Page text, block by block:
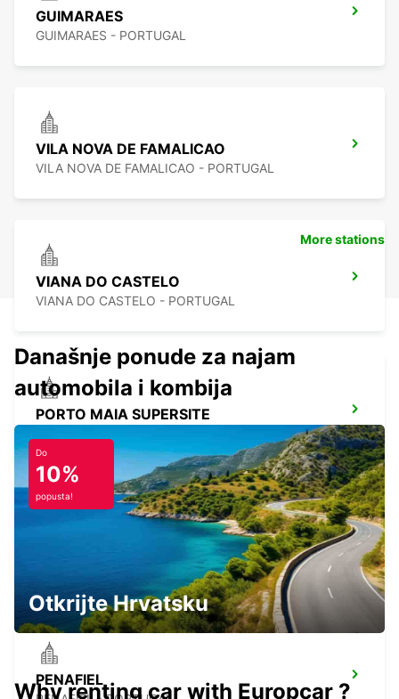
GUIMARAES
GUIMARAES - PORTUGAL
VILA NOVA DE FAMALICAO
VILA NOVA DE FAMALICAO - PORTUGAL
VIANA DO CASTELO
VIANA DO CASTELO - PORTUGAL
PORTO MAIA SUPERSITE
PENAFIEL
More stations
Današnje ponude za najam
automobila i kombija
Do
10%
popusta!
Otkrijte Hrvatsku
Why renting car with Europcar ?